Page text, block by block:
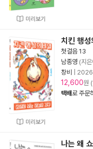
미리보기
미리보기
치킨 행성
첫걸음 13
남종영 (지
창비
2026
12,600원
택배로 주문
나는 왜